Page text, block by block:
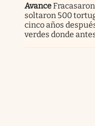
Avance
soltaron 500
cinco años
verdes donde